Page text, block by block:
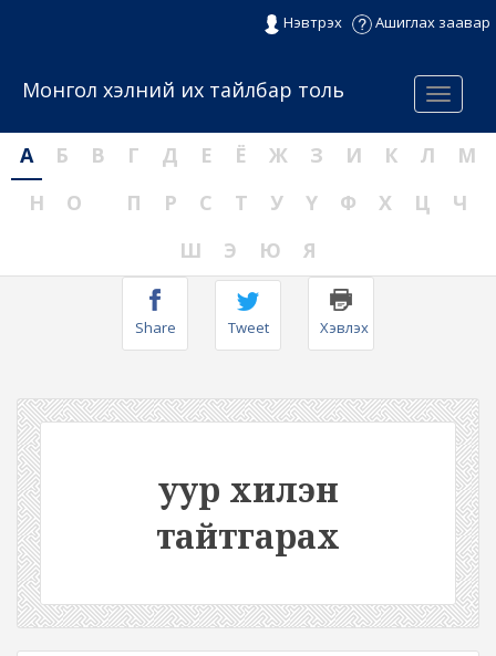
Нэвтрэх Ашиглах заавар
Menu
Монгол хэлний их тайлбар толь
А Б В Г Д Е Ё Ж З И К Л
М
Н
О П Р С Т У Ү Ф Х Ц
Ч
Ш
Э Ю Я
Share Tweet Хэвлэх
уур хилэн
тайтгарах